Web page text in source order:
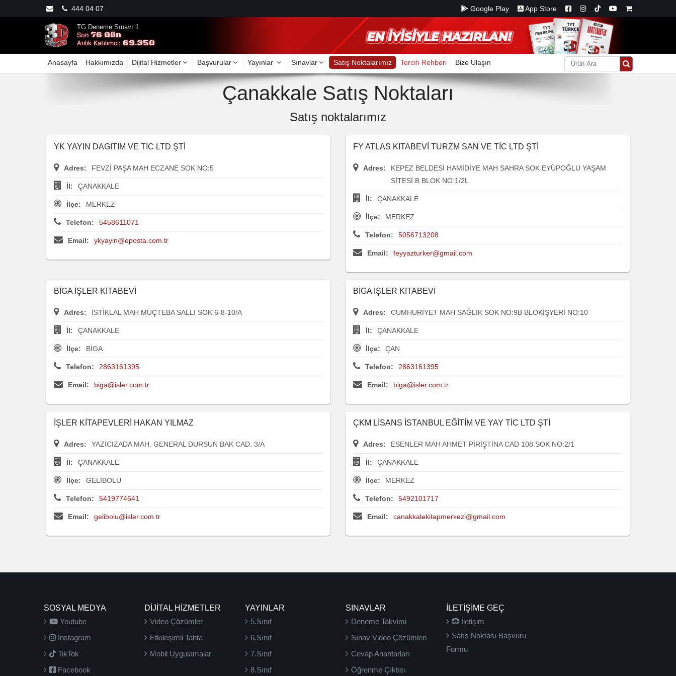
444 04 07 Google Play App Store
TG Deneme Sınavı 1
Son76 Gün
Anlık Katılımcı: 69.350
Anasayfa Hakkımızda Dijital Hizmetler Başvurular Yayınlar Sınavlar Satış Noktalarımız Tercih Rehberi Bize Ulaşın
Çanakkale Satış Noktaları
Satış noktalarımız
YK YAYIN DAGITIM VE TIC LTD ŞTİ
Adres: FEVZİ PAŞA MAH ECZANE SOK NO:5
İl: ÇANAKKALE
İlçe: MERKEZ
Telefon: 5458611071
Email: ykyayin@eposta.com.tr
FY ATLAS KITABEVİ TURZM SAN VE TİC LTD ŞTİ
Adres:
KEPEZ BELDESİ HAMİDİYE MAH SAHRA SOK EYÜPOĞLU YAŞAM
SİTESİ B BLOK NO:1/2L
İl: ÇANAKKALE
İlçe: MERKEZ
Telefon: 5056713208
Email: feyyazturker@gmail.com
BİGA İŞLER KITABEVİ
Adres: İSTİKLAL MAH MÜÇTEBA SALLI SOK 6-8-10/A
İl: ÇANAKKALE
İlçe: BİGA
Telefon: 2863161395
Email: biga@isler.com.tr
BİGA İŞLER KITABEVİ
Adres: CUMHURİYET MAH SAĞLIK SOK NO:9B BLOKİŞYERİ NO:10
İl: ÇANAKKALE
İlçe: ÇAN
Telefon: 2863161395
Email: biga@isler.com.tr
İŞLER KİTAPEVLERİ HAKAN YILMAZ
Adres: YAZICIZADA MAH. GENERAL DURSUN BAK CAD. 3/A
İl: ÇANAKKALE
İlçe: GELİBOLU
Telefon: 5419774641
Email: gelibolu@isler.com.tr
ÇKM LİSANS İSTANBUL EĞİTİM VE YAY TİC LTD ŞTİ
Adres: ESENLER MAH AHMET PİRİŞTİNA CAD 108.SOK NO:2/1
İl: ÇANAKKALE
İlçe: MERKEZ
Telefon: 5492101717
Email: canakkalekitapmerkezi@gmail.com
SOSYAL MEDYA
Youtube
Instagram
TikTok
Facebook
DİJİTAL HİZMETLER
Video Çözümler
Etkileşimli Tahta
Mobil Uygulamalar
YAYINLAR
5.Sınıf
6.Sınıf
7.Sınıf
8.Sınıf
SINAVLAR
Deneme Takvimi
Sınav Video Çözümleri
Cevap Anahtarları
Öğrenme Çıktısı
İLETIŞIME GEÇ
İletişim
Satış Noktası Başvuru
Formu